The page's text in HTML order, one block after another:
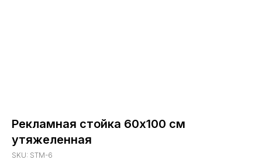
Рекламная стойка 60х100 см
утяжеленная
SKU: STM-6